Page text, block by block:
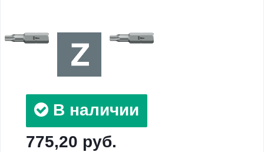
В наличии
775,20 руб.